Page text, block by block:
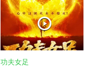
功夫女足